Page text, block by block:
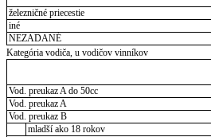
železničné priecestie
iné
NEZADANÉ
Kategória vodiča, u vodičov vinníkov
Vod. preukaz A do 50cc
Vod. preukaz A
Vod. preukaz B
mladší ako 18 rokov